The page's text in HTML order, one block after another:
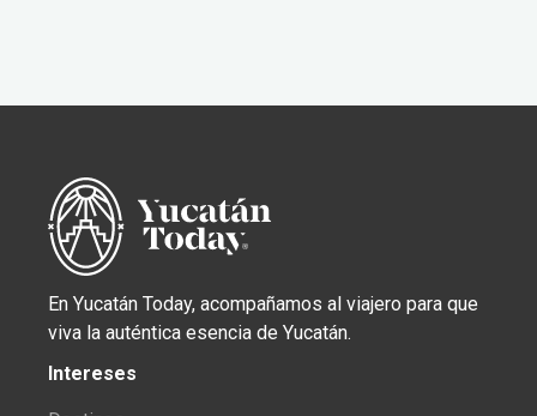
En Yucatán Today, acompañamos al viajero para que
viva la auténtica esencia de Yucatán.
Intereses